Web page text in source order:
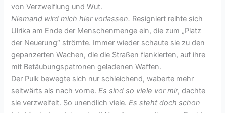
von Verzweiflung und Wut.
Niemand wird mich hier vorlassen. Resigniert reihte sich
Ulrika am Ende der Menschenmenge ein, die zum „Platz
der Neuerung“ strömte. Immer wieder schaute sie zu den
gepanzerten Wachen, die die Straßen flankierten, auf ihre
mit Betäubungspatronen geladenen Waffen.
Der Pulk bewegte sich nur schleichend, waberte mehr
seitwärts als nach vorne.Es sind so viele vor mir, dachte
sie verzweifelt. So unendlich viele.Es steht doch schon